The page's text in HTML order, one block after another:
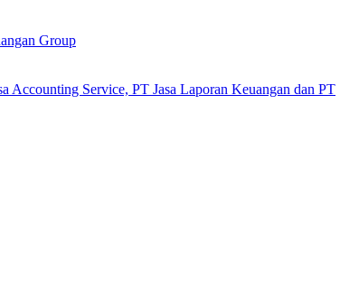
Group
Accounting Service, PT Jasa Laporan Keuangan dan PT